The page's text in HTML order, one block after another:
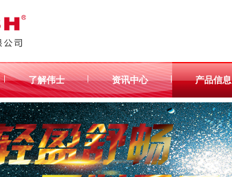
| 了解伟士 | 资讯中心 | 产品信息